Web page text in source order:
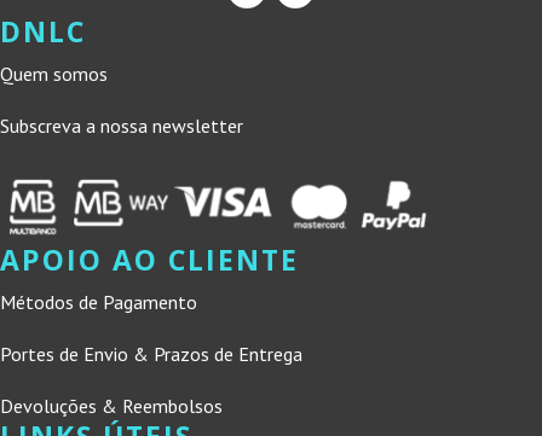
DNLC
Quem somos
Subscreva a nossa newsletter
APOIO AO CLIENTE
Métodos de Pagamento
Portes de Envio & Prazos de Entrega
Devoluções & Reembolsos